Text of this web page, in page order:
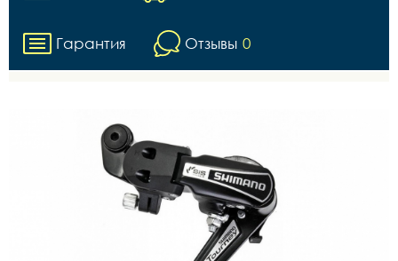
Гарантия Отзывы 0